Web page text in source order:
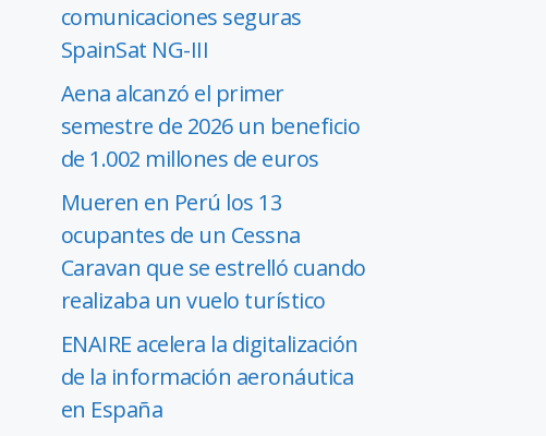
comunicaciones seguras
SpainSat NG-III
Aena alcanzó el primer
semestre de 2026 un beneficio
de 1.002 millones de euros
Mueren en Perú los 13
ocupantes de un Cessna
Caravan que se estrelló cuando
realizaba un vuelo turístico
ENAIRE acelera la digitalización
de la información aeronáutica
en España